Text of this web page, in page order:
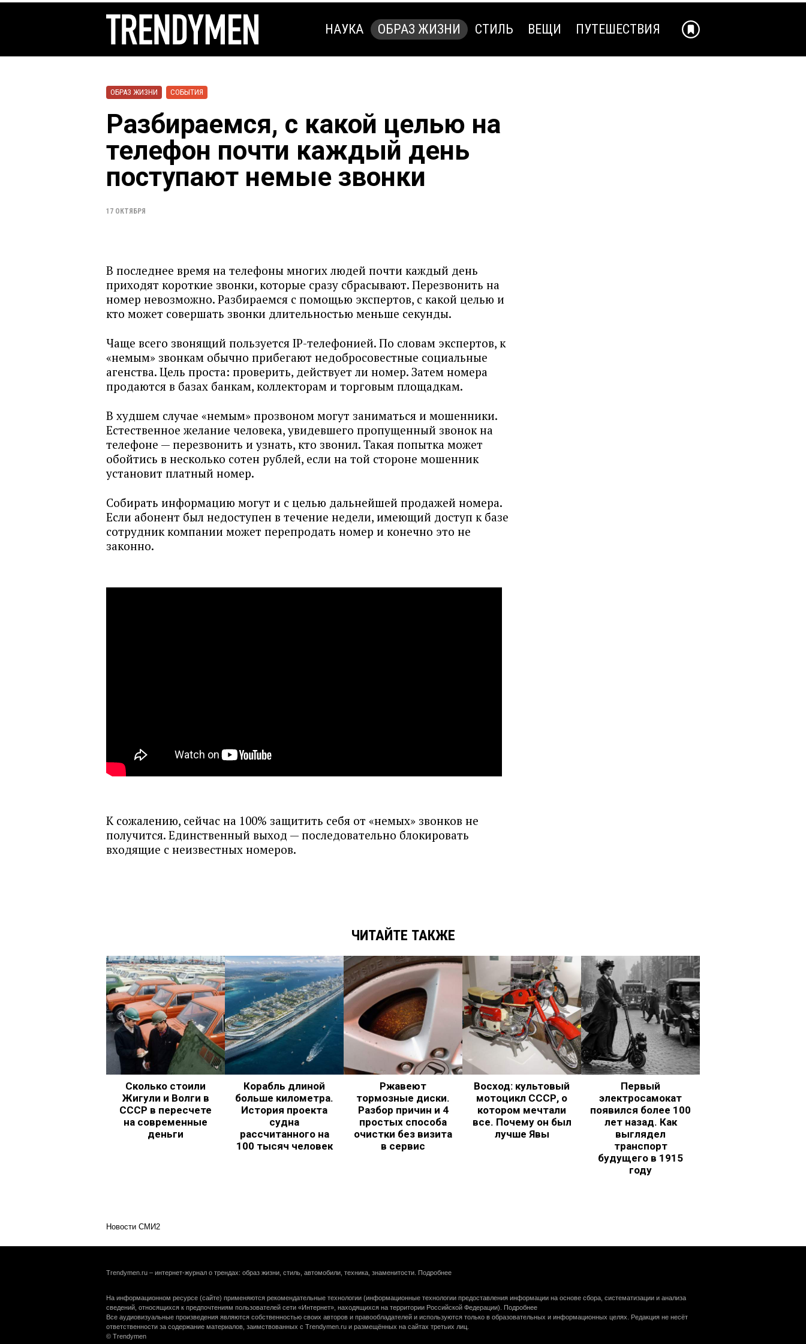
НАУКА ОБРАЗ ЖИЗНИ СТИЛЬ ВЕЩИ ПУТЕШЕСТВИЯ
ОБРАЗ ЖИЗНИ СОБЫТИЯ
Разбираемся, с какой целью на
телефон почти каждый день
поступают немые звонки
17 ОКТЯБРЯ
В последнее время на телефоны многих людей почти каждый день
приходят короткие звонки, которые сразу сбрасывают. Перезвонить на
номер невозможно. Разбираемся с помощью экспертов, с какой целью и
кто может совершать звонки длительностью меньше секунды.
Чаще всего звонящий пользуется IP-телефонией. По словам экспертов, к
«немым» звонкам обычно прибегают недобросовестные социальные
агенства. Цель проста: проверить, действует ли номер. Затем номера
продаются в базах банкам, коллекторам и торговым площадкам.
В худшем случае «немым» прозвоном могут заниматься и мошенники.
Естественное желание человека, увидевшего пропущенный звонок на
телефоне — перезвонить и узнать, кто звонил. Такая попытка может
обойтись в несколько сотен рублей, если на той стороне мошенник
установит платный номер.
Собирать информацию могут и с целью дальнейшей продажей номера.
Если абонент был недоступен в течение недели, имеющий доступ к базе
сотрудник компании может перепродать номер и конечно это не
законно.
К сожалению, сейчас на 100% защитить себя от «немых» звонков не
получится. Единственный выход — последовательно блокировать
входящие с неизвестных номеров.
ЧИТАЙТЕ ТАКЖЕ
Сколько стоили
Жигули и Волги в
СССР в пересчете
на современные
деньги
Корабль длиной
больше километра.
История проекта
судна
рассчитанного на
100 тысяч человек
Ржавеют
тормозные диски.
Разбор причин и 4
простых способа
очистки без визита
в сервис
Восход: культовый
мотоцикл СССР, о
котором мечтали
все. Почему он был
лучше Явы
Первый
электросамокат
появился более 100
лет назад. Как
выглядел
транспорт
будущего в 1915
году
Новости СМИ2
Trendymen.ru – интернет-журнал о трендах: образ жизни, стиль, автомобили, техника, знаменитости. Подробнее
На информационном ресурсе (сайте) применяются рекомендательные технологии (информационные технологии предоставления информации на основе сбора, систематизации и анализа
сведений, относящихся к предпочтениям пользователей сети «Интернет», находящихся на территории Российской Федерации). Подробнее
Все аудиовизуальные произведения являются собственностью своих авторов и правообладателей и используются только в образовательных и информационных целях. Редакция не несёт
ответственности за содержание материалов, заимствованных с Trendymen.ru и размещённых на сайтах третьих лиц.
© Trendymen